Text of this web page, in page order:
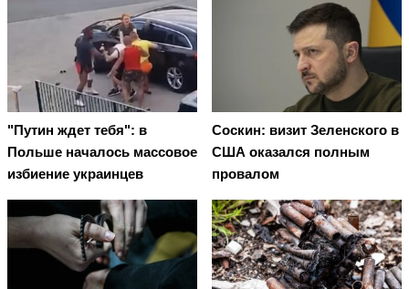
"Путин ждет тебя": в
Польше началось массовое
избиение украинцев
Соскин: визит Зеленского в
США оказался полным
провалом